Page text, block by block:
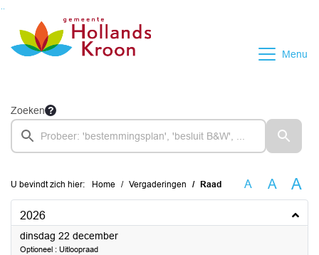
Ga naar de inhoud van deze pagina
Menu
Zoeken
U bevindt zich hier: Home Vergaderingen Raad A A A
2026
dinsdag 22 december2026
Optioneel : Uitloopraad